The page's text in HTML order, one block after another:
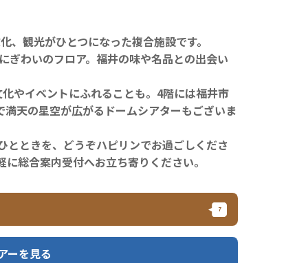
観光がひとつになった複合施設です。
ぎわいのフロア。福井の味や名品との出会い
やイベントにふれることも。4階には福井市
天の星空が広がるドームシアターもございま
ときを、どうぞハピリンでお過ごしくださ
総合案内受付へお立ち寄りください。
ーを見る